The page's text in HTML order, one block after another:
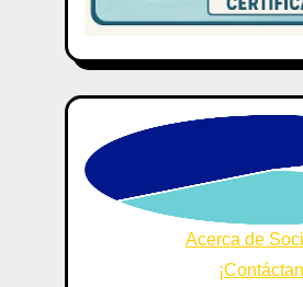
Acerca de